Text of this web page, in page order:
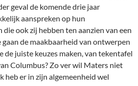
geval de komende drie jaar
aanspreken op hun
ook zij hebben ten aanzien van een
de maakbaarheid van ontwerpen
de juiste keuzes maken, van tekentafel
Columbus? Zo ver wil Maters niet
heb er in zijn algemeenheid wel